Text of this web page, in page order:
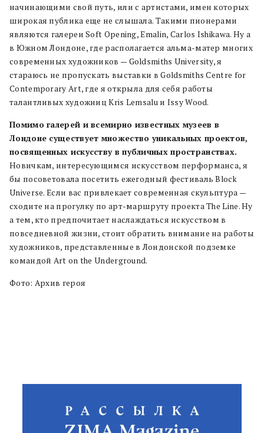
начинающими свой путь, или с артистами, имен которых
широкая публика еще не слышала. Такими пионерами
являются галереи Soft Opening, Emalin, Carlos Ishikawa. Ну а
в Южном Лондоне, где располагается альма-матер многих
современных художников — Goldsmiths University, я
стараюсь не пропускать выставки в Goldsmiths Centre for
Contemporary Art, где я открыла для себя работы
талантливых художниц Kris Lemsalu и Issy Wood.
Помимо галерей и всемирно известных музеев в
Лондоне существует множество уникальных проектов,
посвященных искусству в публичных пространствах.
Новичкам, интересующимся искусством перформанса, я
бы посоветовала посетить ежегодный фестиваль Block
Universe. Если вас привлекает современная скульптура —
сходите на прогулку по арт-маршруту проекта The Line. Ну
а тем, кто предпочитает наслаждаться искусством в
повседневной жизни, стоит обратить внимание на работы
художников, представленные в Лондонской подземке
командой Art on the Underground.
Фото: Архив героя